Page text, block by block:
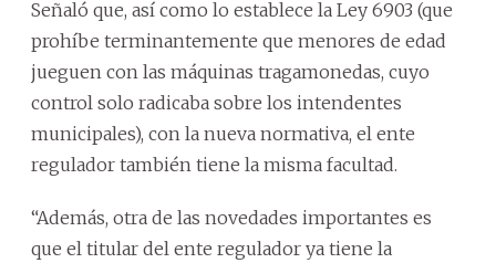
Señaló que, así como lo establece la Ley 6903 (que
prohíbe terminantemente que menores de edad
jueguen con las máquinas tragamonedas, cuyo
control solo radicaba sobre los intendentes
municipales), con la nueva normativa, el ente
regulador también tiene la misma facultad.
“Además, otra de las novedades importantes es
que el titular del ente regulador ya tiene la